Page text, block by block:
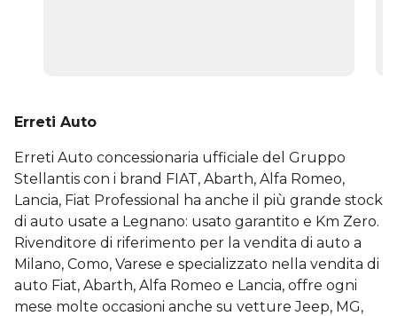
Erreti Auto
Erreti Auto concessionaria ufficiale del Gruppo
Stellantis con i brand FIAT, Abarth, Alfa Romeo,
Lancia, Fiat Professional ha anche il più grande stock
di auto usate a Legnano: usato garantito e Km Zero.
Rivenditore di riferimento per la vendita di auto a
Milano, Como, Varese e specializzato nella vendita di
auto Fiat, Abarth, Alfa Romeo e Lancia, offre ogni
mese molte occasioni anche su vetture Jeep, MG,